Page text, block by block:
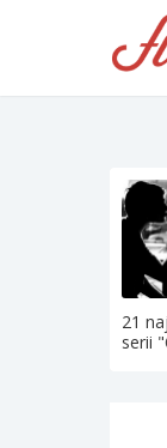
21
serii